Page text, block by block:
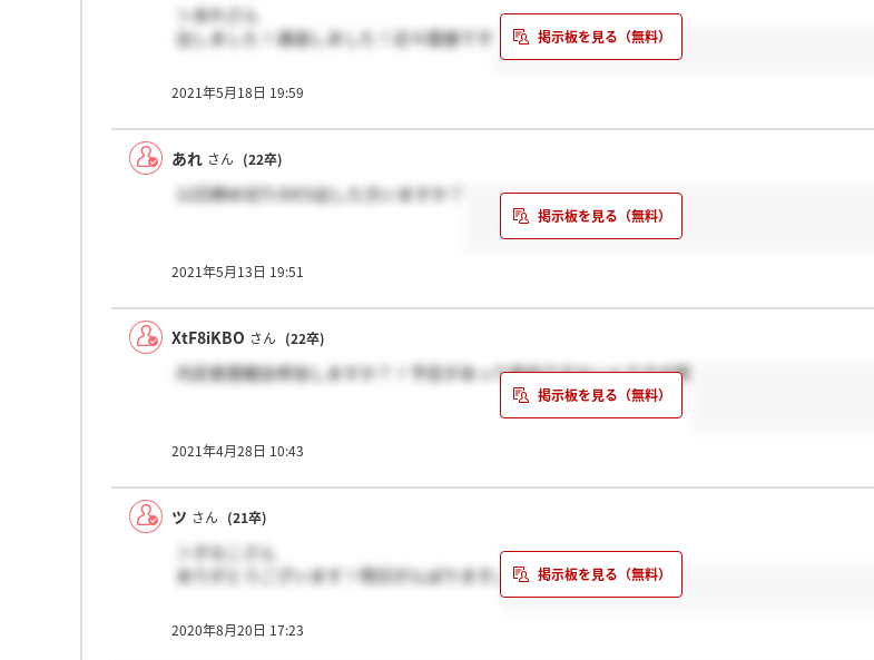
＞あれさん
出しました！通過しました！近々面接です
2021年5月18日 19:59
あれ さん (22卒)
12日締め切りのES出した方いますか？
2021年5月13日 19:51
XtF8iKBO さん (22卒)
内定者懇親会参加しますか？！予定があって参加できないんですが笑
2021年4月28日 10:43
ツ さん (21卒)
＞きなこさん
ありがとうございます！明日がんばります;;
2020年8月20日 17:23